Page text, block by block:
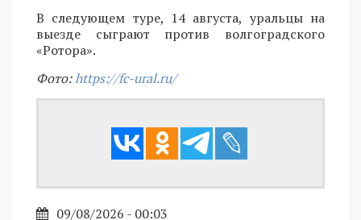
В следующем туре, 14 августа, уральцы на
выезде сыграют против волгоградского
«Ротора».
Фото:https://fc-ural.ru/
09/08/2026 - 00:03